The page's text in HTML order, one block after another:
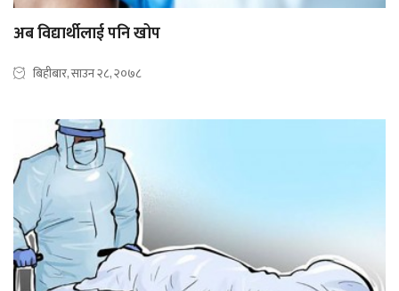
अब विद्यार्थीलाई पनि खोप
बिहीबार, साउन २८, २०७८